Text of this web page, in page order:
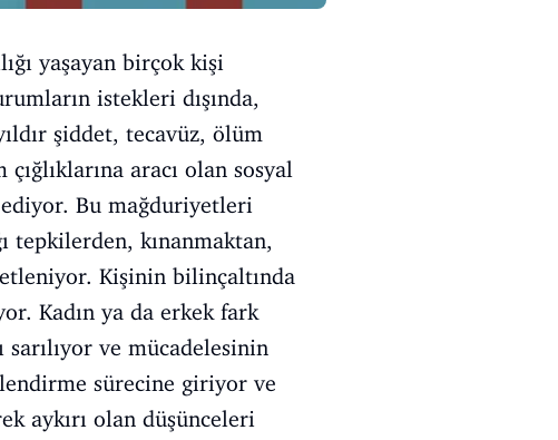
yaşayan birçok kişi
istekleri dışında,
şiddet, tecavüz, ölüm
aracı olan sosyal
Bu mağduriyetleri
tepkilerden, kınanmaktan,
Kişinin bilinçaltında
Kadın ya da erkek fark
sarılıyor ve mücadelesinin
sürecine giriyor ve
aykırı olan düşünceleri